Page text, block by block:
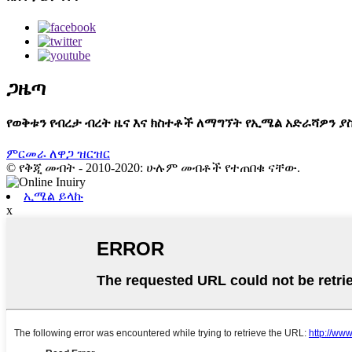
ጋዜጣ
የወቅቱን የብረታ ብረት ዜና እና ክስተቶች ለማግኘት የኢሜል አድራሻዎን
ምርመራ ለዋጋ ዝርዝር
© የቅጂ መብት - 2010-2020: ሁሉም መብቶች የተጠበቁ ናቸው.
ኢሜል ይላኩ
x